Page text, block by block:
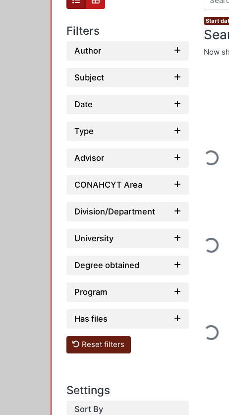
Filters
Author
Subject
Date
Type
Advisor
CONAHCYT Area
Division/Department
University
Degree obtained
Program
Has files
Reset filters
Settings
Sort By
Start
Now
Loading...
Loading...
Loading...